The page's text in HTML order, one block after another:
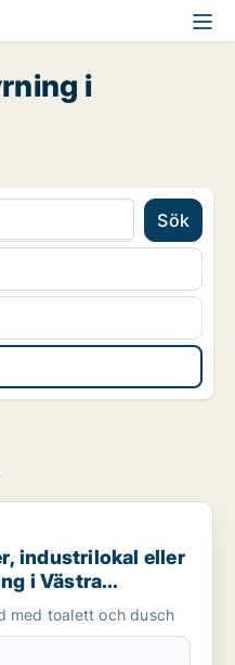
i
Sök
eller showroom för
industrilokal eller
i Västra
med toalett och dusch